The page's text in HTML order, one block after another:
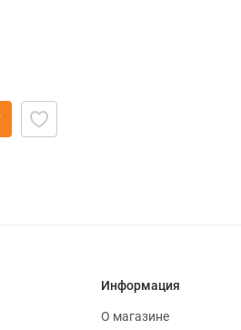
Информация
О магазине